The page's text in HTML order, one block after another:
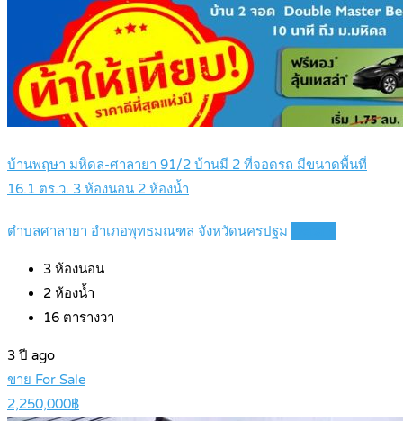
บ้านพฤษา มหิดล-ศาลายา 91/2 บ้านมี 2 ที่จอดรถ มีขนาดพื้นที่
16.1 ตร.ว. 3 ห้องนอน 2 ห้องน้ำ
ตำบลศาลายา อำเภอพุทธมณฑล จังหวัดนครปฐม
3 ห้องนอน
2 ห้องน้ำ
16 ตารางวา
3 ปี ago
ขาย For Sale
2,250,000฿